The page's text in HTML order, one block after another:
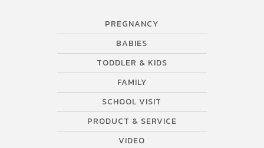
PREGNANCY
BABIES
TODDLER & KIDS
FAMILY
SCHOOL VISIT
PRODUCT & SERVICE
VIDEO